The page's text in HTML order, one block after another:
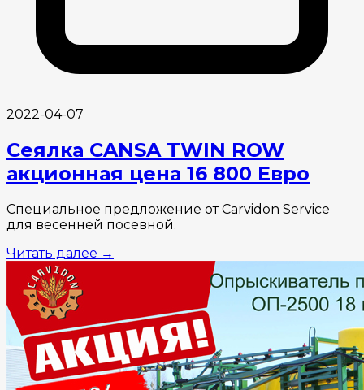
2022-04-07
Сеялка CANSA TWIN ROW
акционная цена 16 800 Евро
Специальное предложение от Carvidon Service
для весенней посевной.
Читать далее →